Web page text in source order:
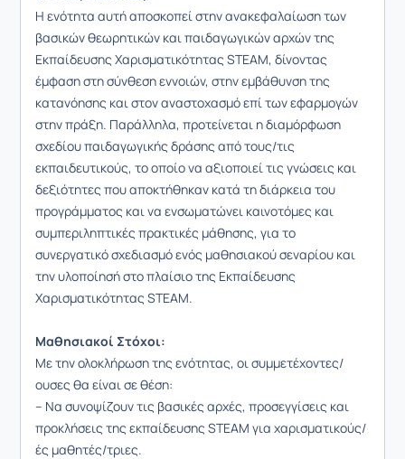
Η ενότητα αυτή αποσκοπεί στην ανακεφαλαίωση των
βασικών θεωρητικών και παιδαγωγικών αρχών της
Εκπαίδευσης Χαρισματικότητας STEAM, δίνοντας
έμφαση στη σύνθεση εννοιών, στην εμβάθυνση της
κατανόησης και στον αναστοχασμό επί των εφαρμογών
στην πράξη. Παράλληλα, προτείνεται η διαμόρφωση
σχεδίου παιδαγωγικής δράσης από τους/τις
εκπαιδευτικούς, το οποίο να αξιοποιεί τις γνώσεις και
δεξιότητες που αποκτήθηκαν κατά τη διάρκεια του
προγράμματος και να ενσωματώνει καινοτόμες και
συμπεριληπτικές πρακτικές μάθησης, για το
συνεργατικό σχεδιασμό ενός μαθησιακού σεναρίου και
την υλοποίησή στο πλαίσιο της Εκπαίδευσης
Χαρισματικότητας STEAM.
Μαθησιακοί Στόχοι:
Με την ολοκλήρωση της ενότητας, οι συμμετέχοντες/
ουσες θα είναι σε θέση:
– Να συνοψίζουν τις βασικές αρχές, προσεγγίσεις και
προκλήσεις της εκπαίδευσης STEAM για χαρισματικούς/
ές μαθητές/τριες.